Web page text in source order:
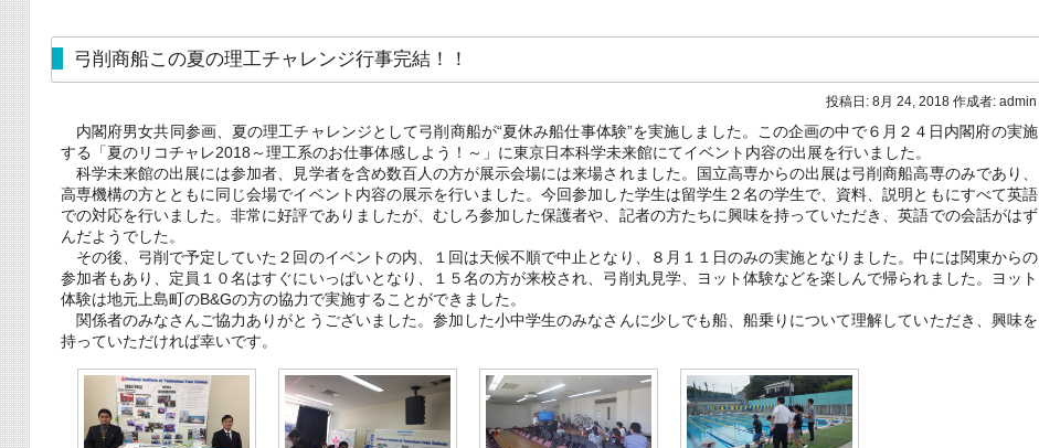
オ
リ
ー
ブ
石
け
ん・
ォ
ト
ン
講
座」
実
施
弓削商船この夏の理工チャレンジ行事完結！！
投稿日: 8月 24, 2018 作成者: admin
内閣府男女共同参画、夏の理工チャレンジとして弓削商船が“夏休み船仕事体験”を実施しました。この企画の中で６月２４日内閣府の実施
する「夏のリコチャレ2018～理工系のお仕事体感しよう！～」に東京日本科学未来館にてイベント内容の出展を行いました。
科学未来館の出展には参加者、見学者を含め数百人の方が展示会場には来場されました。国立高専からの出展は弓削商船高専のみであり、
高専機構の方とともに同じ会場でイベント内容の展示を行いました。今回参加した学生は留学生２名の学生で、資料、説明ともにすべて英語
での対応を行いました。非常に好評でありましたが、むしろ参加した保護者や、記者の方たちに興味を持っていただき、英語での会話がはず
んだようでした。
その後、弓削で予定していた２回のイベントの内、１回は天候不順で中止となり、８月１１日のみの実施となりました。中には関東からの
参加者もあり、定員１０名はすぐにいっぱいとなり、１５名の方が来校され、弓削丸見学、ヨット体験などを楽しんで帰られました。ヨット
体験は地元上島町のB&Gの方の協力で実施することができました。
関係者のみなさんご協力ありがとうございました。参加した小中学生のみなさんに少しでも船、船乗りについて理解していただき、興味を
持っていただければ幸いです。